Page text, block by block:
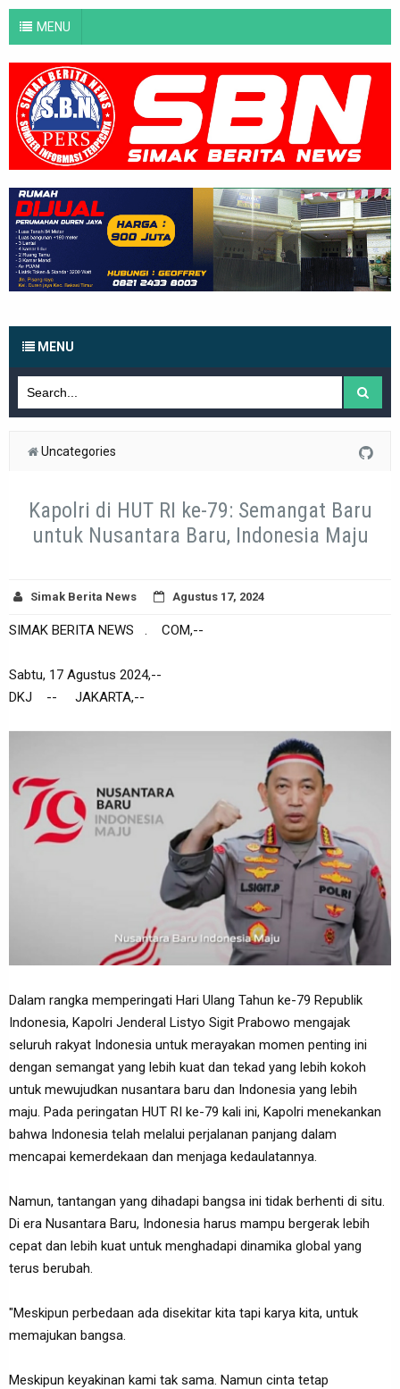
MENU
MENU
Uncategories
Kapolri di HUT RI ke-79: Semangat Baru
untuk Nusantara Baru, Indonesia Maju
Simak Berita News Agustus 17, 2024
SIMAK BERITA NEWS . COM,--
Sabtu, 17 Agustus 2024,--
DKJ -- JAKARTA,--
Dalam rangka memperingati Hari Ulang Tahun ke-79 Republik
Indonesia, Kapolri Jenderal Listyo Sigit Prabowo mengajak
seluruh rakyat Indonesia untuk merayakan momen penting ini
dengan semangat yang lebih kuat dan tekad yang lebih kokoh
untuk mewujudkan nusantara baru dan Indonesia yang lebih
maju. Pada peringatan HUT RI ke-79 kali ini, Kapolri menekankan
bahwa Indonesia telah melalui perjalanan panjang dalam
mencapai kemerdekaan dan menjaga kedaulatannya.
Namun, tantangan yang dihadapi bangsa ini tidak berhenti di situ.
Di era Nusantara Baru, Indonesia harus mampu bergerak lebih
cepat dan lebih kuat untuk menghadapi dinamika global yang
terus berubah.
"Meskipun perbedaan ada disekitar kita tapi karya kita, untuk
memajukan bangsa.
Meskipun keyakinan kami tak sama. Namun cinta tetap